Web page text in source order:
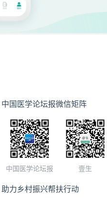
中国医学论坛报微信矩阵
中国医学论坛报 壹生
助力乡村振兴帮扶行动